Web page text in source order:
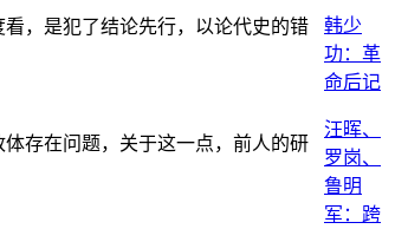
，是犯了结论先行，以论代史的错
存在问题，关于这一点，前人的研
韩少
功：革
命后记
汪晖、
罗岗、
鲁明
军：跨